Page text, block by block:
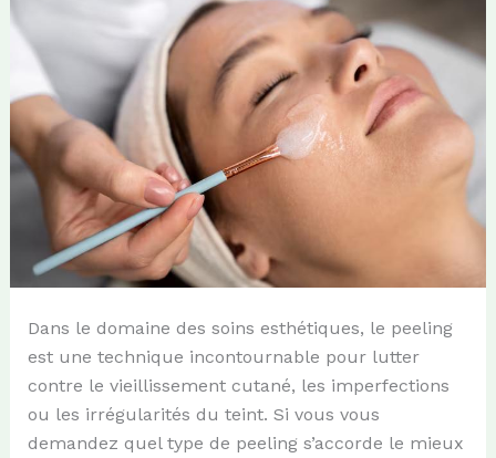
Dans le domaine des soins esthétiques, le peeling
est une technique incontournable pour lutter
contre le vieillissement cutané, les imperfections
ou les irrégularités du teint. Si vous vous
demandez quel type de peeling s’accorde le mieux